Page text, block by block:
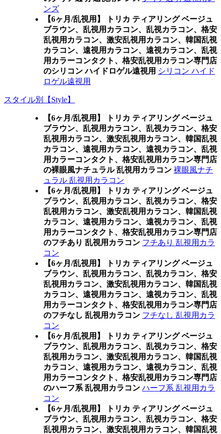
ンズ
【6ヶ月/乱視用】 トリカ ティアリング ベージュ
ブラウン、乱視用カラコン、乱視カラコン、格安
乱視用カラコン、激安乱視用カラコン、韓国乱視
カラコン、遠視用カラコン、遠視カラコン、乱視
用カラーコンタクト、格安乱視用カラコン専門店
のシリコン ハイドロゲル遠視用 シリコン ハイド
ロゲル遠視用
スタイル別【Style】
【6ヶ月/乱視用】 トリカ ティアリング ベージュ
ブラウン、乱視用カラコン、乱視カラコン、格安
乱視用カラコン、激安乱視用カラコン、韓国乱視
カラコン、遠視用カラコン、遠視カラコン、乱視
用カラーコンタクト、格安乱視用カラコン専門店
の裸眼風ナチュラル 乱視用カラコン 裸眼風ナチ
ュラル 乱視用カラコン
【6ヶ月/乱視用】 トリカ ティアリング ベージュ
ブラウン、乱視用カラコン、乱視カラコン、格安
乱視用カラコン、激安乱視用カラコン、韓国乱視
カラコン、遠視用カラコン、遠視カラコン、乱視
用カラーコンタクト、格安乱視用カラコン専門店
のフチあり 乱視用カラコン フチあり 乱視用カラ
コン
【6ヶ月/乱視用】 トリカ ティアリング ベージュ
ブラウン、乱視用カラコン、乱視カラコン、格安
乱視用カラコン、激安乱視用カラコン、韓国乱視
カラコン、遠視用カラコン、遠視カラコン、乱視
用カラーコンタクト、格安乱視用カラコン専門店
のフチなし 乱視用カラコン フチなし 乱視用カラ
コン
【6ヶ月/乱視用】 トリカ ティアリング ベージュ
ブラウン、乱視用カラコン、乱視カラコン、格安
乱視用カラコン、激安乱視用カラコン、韓国乱視
カラコン、遠視用カラコン、遠視カラコン、乱視
用カラーコンタクト、格安乱視用カラコン専門店
のハーフ系 乱視用カラコン ハーフ系 乱視用カラ
コン
【6ヶ月/乱視用】 トリカ ティアリング ベージュ
ブラウン、乱視用カラコン、乱視カラコン、格安
乱視用カラコン、激安乱視用カラコン、韓国乱視